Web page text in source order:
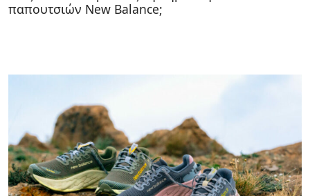
παπουτσιών New Balance;